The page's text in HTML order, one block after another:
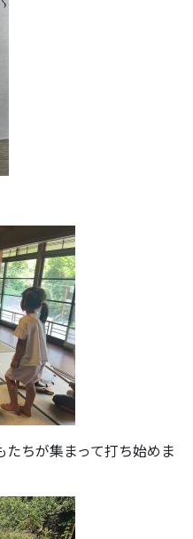
たちが集まって打ち始めま